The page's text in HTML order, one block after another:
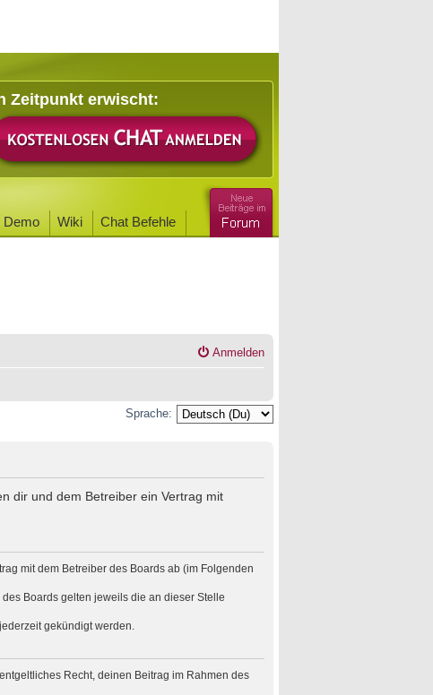
Zeitpunkt erwischt:
Demo Wiki Chat Befehle
Anmelden
Sprache:
dir und dem Betreiber ein Vertrag mit
mit dem Betreiber des Boards ab (im Folgenden
Boards gelten jeweils die an dieser Stelle
gekündigt werden.
Recht, deinen Beitrag im Rahmen des